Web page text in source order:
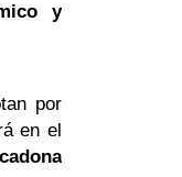
y
por
en el